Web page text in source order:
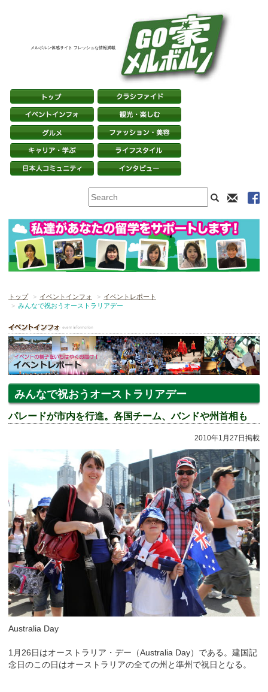
メルボルン体感サイト フレッシュな情報満載
トップ イベントインフォ
イベントレポート
みんなで祝おうオーストラリアデー
みんなで祝おうオーストラリアデー
パレードが市内を行進。各国チーム、バンドや州首相も
2010年1月27日掲載
Australia Day
1月26日はオーストラリア・デー（Australia Day）である。建国記
念日のこの日はオーストラリアの全ての州と準州で祝日となる。